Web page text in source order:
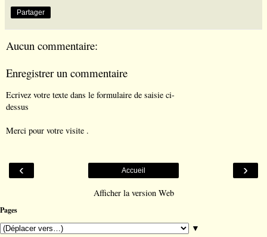
Partager
Aucun commentaire:
Enregistrer un commentaire
Ecrivez votre texte dans le formulaire de saisie ci-
dessus
Merci pour votre visite .
‹ ›
Accueil
Afficher la version Web
Pages
▼